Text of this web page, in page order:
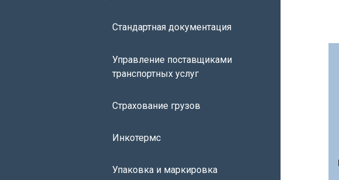
Стандартная документация
Управление поставщиками
транспортных услуг
Страхование грузов
Инкотермс
Упаковка и маркировка